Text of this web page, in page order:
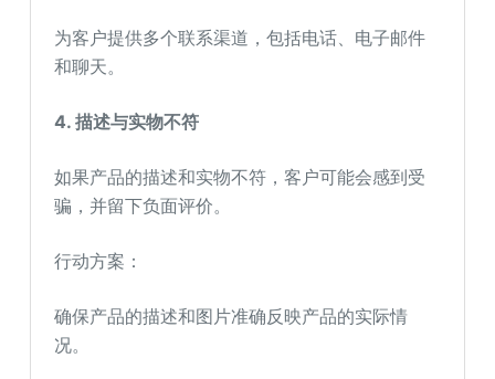
为客户提供多个联系渠道，包括电话、电子邮件
和聊天。
4. 描述与实物不符
如果产品的描述和实物不符，客户可能会感到受
骗，并留下负面评价。
行动方案：
确保产品的描述和图片准确反映产品的实际情
况。